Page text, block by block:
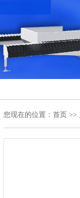
您现在的位置： 首页 >>